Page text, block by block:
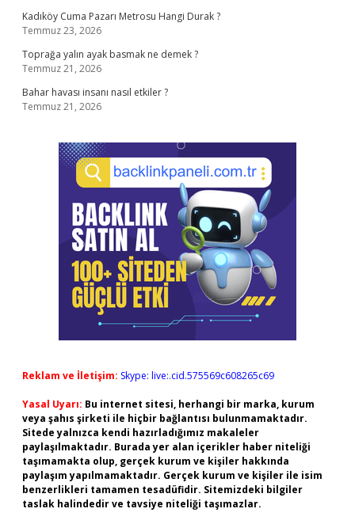
Kadıköy Cuma Pazarı Metrosu Hangi Durak ?
Temmuz 23, 2026
Toprağa yalın ayak basmak ne demek ?
Temmuz 21, 2026
Bahar havası insanı nasıl etkiler ?
Temmuz 21, 2026
Reklam ve İletişim: Skype: live:.cid.575569c608265c69
Yasal Uyarı: Bu internet sitesi, herhangi bir marka, kurum
veya şahıs şirketi ile hiçbir bağlantısı bulunmamaktadır.
Sitede yalnızca kendi hazırladığımız makaleler
paylaşılmaktadır. Burada yer alan içerikler haber niteliği
taşımamakta olup, gerçek kurum ve kişiler hakkında
paylaşım yapılmamaktadır. Gerçek kurum ve kişiler ile isim
benzerlikleri tamamen tesadüfidir. Sitemizdeki bilgiler
taslak halindedir ve tavsiye niteliği taşımazlar.